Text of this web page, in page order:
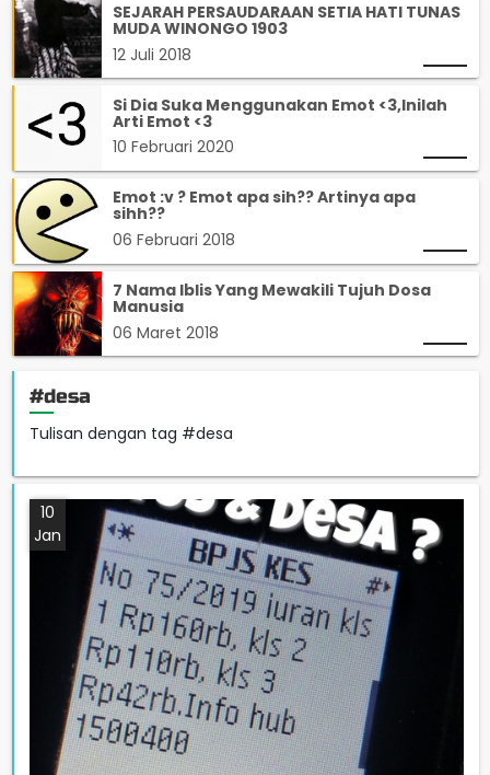
SEJARAH PERSAUDARAAN SETIA HATI TUNAS
MUDA WINONGO 1903
12 Juli 2018
Si Dia Suka Menggunakan Emot <3,Inilah
Arti Emot <3
10 Februari 2020
Emot :v ? Emot apa sih?? Artinya apa
sihh??
06 Februari 2018
7 Nama Iblis Yang Mewakili Tujuh Dosa
Manusia
06 Maret 2018
#desa
Tulisan dengan tag #desa
10
Jan